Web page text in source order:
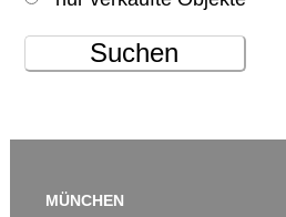
Suchen
MÜNCHEN